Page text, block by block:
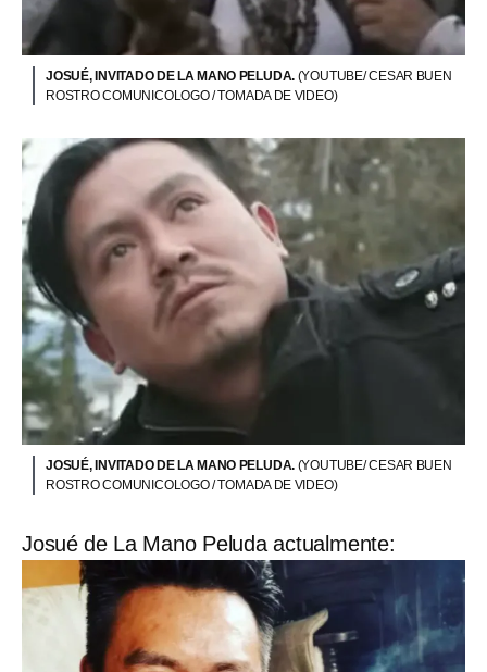
JOSUÉ, INVITADO DE LA MANO PELUDA. (YOUTUBE/ CESAR BUEN
ROSTRO COMUNICOLOGO / TOMADA DE VIDEO)
JOSUÉ, INVITADO DE LA MANO PELUDA. (YOUTUBE/ CESAR BUEN
ROSTRO COMUNICOLOGO / TOMADA DE VIDEO)
Josué de La Mano Peluda actualmente: